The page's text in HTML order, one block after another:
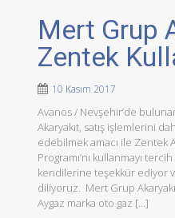
Mert Grup
Zentek
10 Kasım 2017
Avanos / Nevşehir’de
Akaryakıt, satış işlemlerini
edebilmek amacı ile Zentek
Programı’nı kullanmayı
kendilerine teşekkür ediyor
diliyoruz. Mert Grup
Aygaz marka oto gaz […]